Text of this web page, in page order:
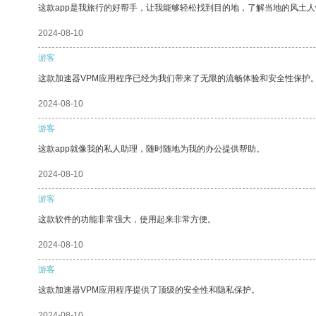
这款app是我旅行的好帮手，让我能够轻松找到目的地，了解当地的风土
2024-08-10
游客
这款加速器VPM应用程序已经为我们带来了无限的流畅体验和安全性保护
2024-08-10
游客
这款app就像我的私人助理，随时随地为我的办公提供帮助。
2024-08-10
游客
这款软件的功能非常强大，使用起来非常方便。
2024-08-10
游客
这款加速器VPM应用程序提供了顶级的安全性和隐私保护。